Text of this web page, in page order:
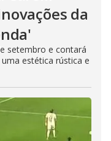
da
setembro e contará
estética rústica e